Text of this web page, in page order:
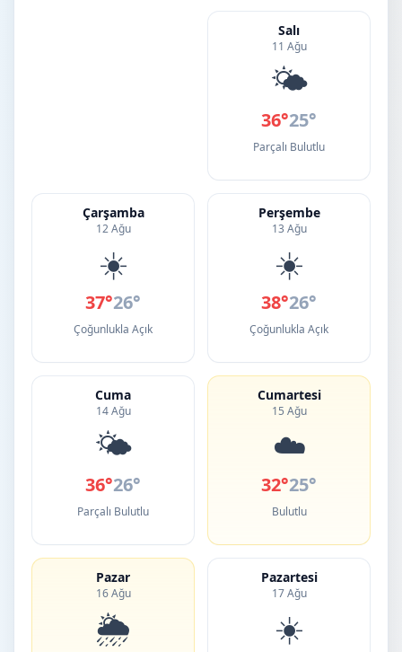
Salı
11 Ağu
🌤️
36°25°
Parçalı Bulutlu
Çarşamba
12 Ağu
☀️
37°26°
Çoğunlukla Açık
Perşembe
13 Ağu
☀️
38°26°
Çoğunlukla Açık
Cuma
14 Ağu
🌤️
36°26°
Parçalı Bulutlu
Cumartesi
15 Ağu
☁️
32°25°
Bulutlu
Pazar
16 Ağu
🌦️
Pazartesi
17 Ağu
☀️